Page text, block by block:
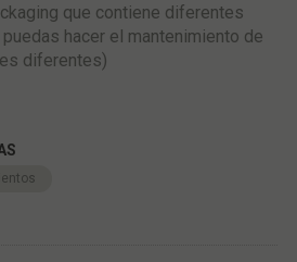
que contiene diferentes
hacer el mantenimiento de
diferentes)